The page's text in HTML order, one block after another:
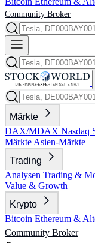
Community Broker
Märkte
DAX/MDAX Nasdaq
Märkte Asien-Märkte
Trading
Analysen Trading &
Value & Growth
Krypto
Bitcoin Ethereum &
Community Broker